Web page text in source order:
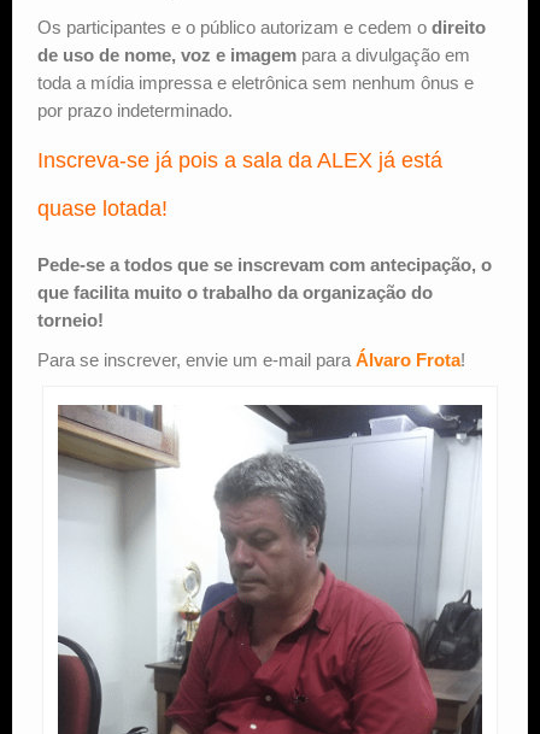
Os participantes e o público autorizam e cedem o direito
de uso de nome, voz e imagem para a divulgação em
toda a mídia impressa e eletrônica sem nenhum ônus e
por prazo indeterminado.
Inscreva-se já pois a sala da ALEX já está
quase lotada!
Pede-se a todos que se inscrevam com antecipação, o
que facilita muito o trabalho da organização do
torneio!
Para se inscrever, envie um e-mail para Álvaro Frota!